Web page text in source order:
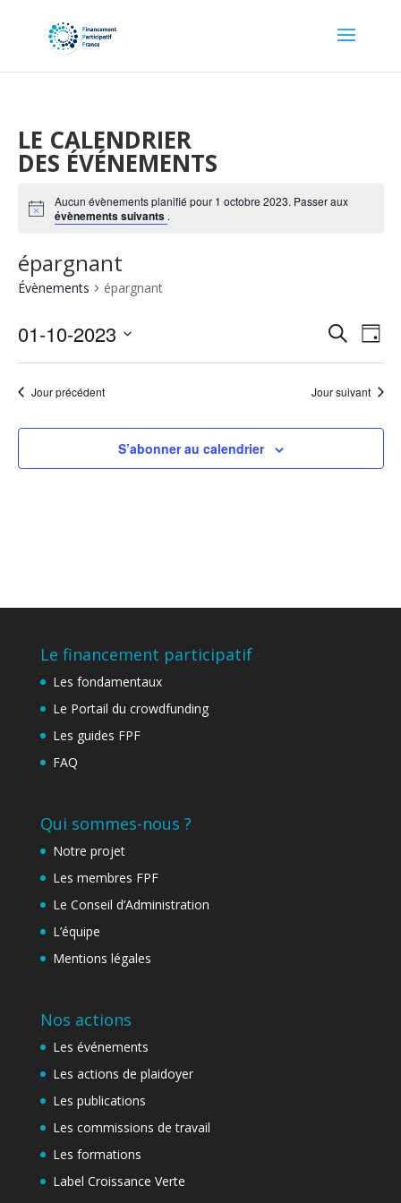
LE CALENDRIER
DES ÉVÉNEMENTS
Notice
Aucun évènements planifié pour 1 octobre 2023. Passer aux
évènements suivants .
épargnant
Évènements épargnant
et
de
vues
Recherche
de
Jour
01-10-2023
date.Jour précédent Jour suivant
S’abonner au calendrier
Le financement participatif
Les fondamentaux
Le Portail du crowdfunding
Les guides FPF
FAQ
Qui sommes-nous ?
Notre projet
Les membres FPF
Le Conseil d’Administration
L’équipe
Mentions légales
Nos actions
Les événements
Les actions de plaidoyer
Les publications
Les commissions de travail
Les formations
Label Croissance Verte